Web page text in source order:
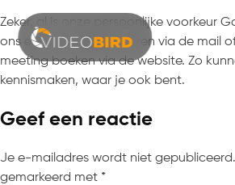
Zeker, al is onze persoonlijke voorkeur
ons een uitnodiging sturen via de mail
meeting boeken via de website. Zo
kennismaken, waar je ook bent.
Geef een reactie
Je e-mailadres wordt niet gepubliceerd.
gemarkeerd met *